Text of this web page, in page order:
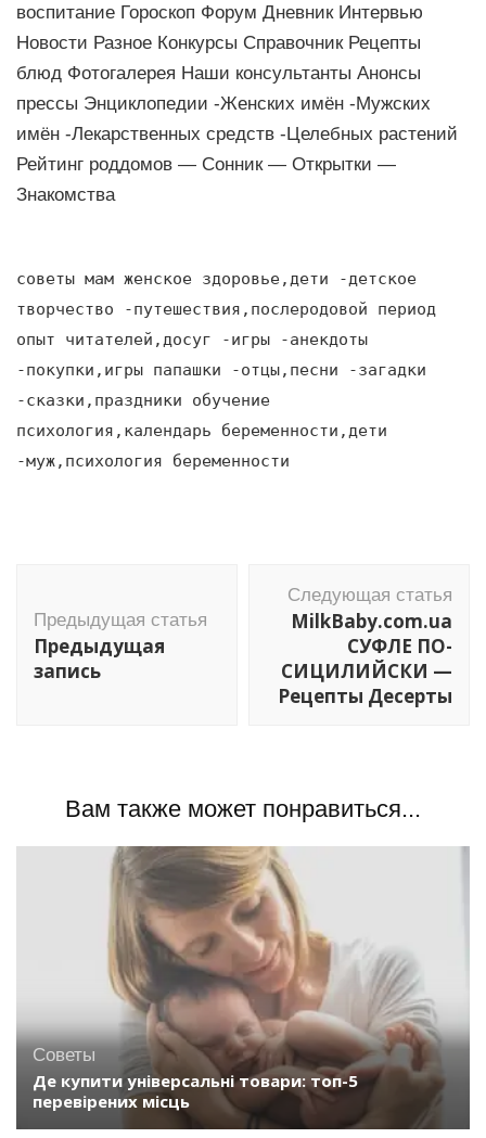
воспитание Гороскоп Форум Дневник Интервью
Новости Разное Конкурсы Справочник Рецепты
блюд Фотогалерея Наши консультанты Анонсы
прессы Энциклопедии -Женских имён -Мужских
имён -Лекарственных средств -Целебных растений
Рейтинг роддомов — Сонник — Открытки —
Знакомства
советы мам женское здоровье,дети -детское
творчество -путешествия,послеродовой период
опыт читателей,досуг -игры -анекдоты
-покупки,игры папашки -отцы,песни -загадки
-сказки,праздники обучение
психология,календарь беременности,дети
-муж,психология беременности
по
записям
Предыдущая статья
Предыдущая
запись
Следующая статья
MilkBaby.com.ua
СУФЛЕ ПО-
СИЦИЛИЙСКИ —
Рецепты Десерты
Вам также может понравиться...
Советы
Де купити універсальні товари: топ-5
перевірених місць